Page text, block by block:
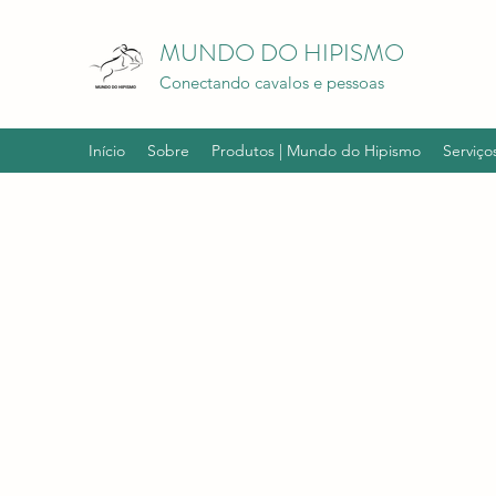
MUNDO DO HIPISMO
Conectando cavalos e pessoas
Início Sobre Produtos | Mundo do Hipismo